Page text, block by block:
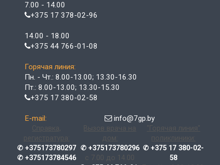
7.00 - 14.00
+375 17 378-02-96
14.00 - 18.00
+375 44 766-01-08
Горячая линия:
Пн. - Чт.: 8.00-13.00; 13.30-16.30
Пт.: 8.00-13.00; 13.30-15.30
+375 17 380-02-58
E-mail: info@7gp.by
Справка,
регистратура:
✆ +375173780297
✆ +375173784546
Вызов врача на
дом:
✆ +375173780296
с 7.00 до 14.00
"Горячая линия"
поликлиники:
✆ +375 17 380-02-
58